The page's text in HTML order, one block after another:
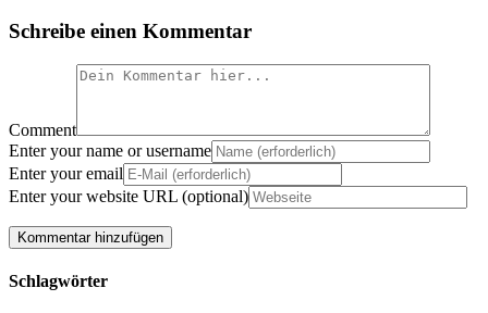
Schreibe einen Kommentar
Comment
Enter your name or username
Enter your email
Enter your website URL (optional)
Schlagwörter